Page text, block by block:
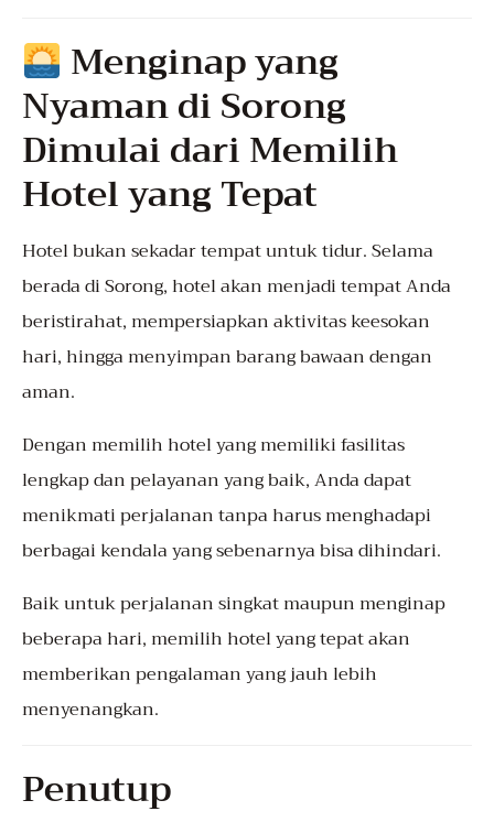
Menginap yang
Nyaman di Sorong
Dimulai dari Memilih
Hotel yang Tepat
Hotel bukan sekadar tempat untuk tidur. Selama
berada di Sorong, hotel akan menjadi tempat Anda
beristirahat, mempersiapkan aktivitas keesokan
hari, hingga menyimpan barang bawaan dengan
aman.
Dengan memilih hotel yang memiliki fasilitas
lengkap dan pelayanan yang baik, Anda dapat
menikmati perjalanan tanpa harus menghadapi
berbagai kendala yang sebenarnya bisa dihindari.
Baik untuk perjalanan singkat maupun menginap
beberapa hari, memilih hotel yang tepat akan
memberikan pengalaman yang jauh lebih
menyenangkan.
Penutup